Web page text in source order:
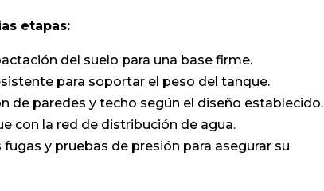
etapas:
del suelo para una base firme.
para soportar el peso del tanque.
de paredes y techo según el diseño establecido.
con la red de distribución de agua.
y pruebas de presión para asegurar su